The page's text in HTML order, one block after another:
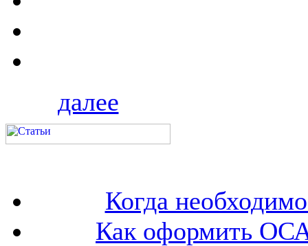
далее
Когда
Как оформить